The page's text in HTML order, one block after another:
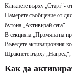
Кликнете върху „Старт"-
Намерете съобщение от
бутона „Активирай сега".
В секцията „Промяна на
Въведете активационния
Щракнете върху „Напред",
Как да